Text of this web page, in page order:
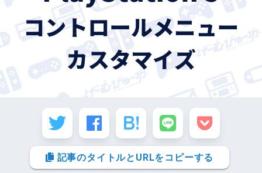
記事のタイトルとURLをコピーする